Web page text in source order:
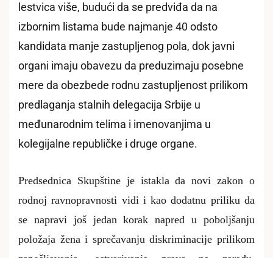
lestvica više, budući da se predviđa da na
izbornim listama bude najmanje 40 odsto
kandidata manje zastupljenog pola, dok javni
organi imaju obavezu da preduzimaju posebne
mere da obezbede rodnu zastupljenost prilikom
predlaganja stalnih delegacija Srbije u
međunarodnim telima i imenovanjima u
kolegijalne republičke i druge organe.
Predsednica Skupštine je istakla da novi zakon o
rodnoj ravnopravnosti vidi i kao dodatnu priliku da
se napravi još jedan korak napred u poboljšanju
položaja žena i sprečavanju diskriminacije prilikom